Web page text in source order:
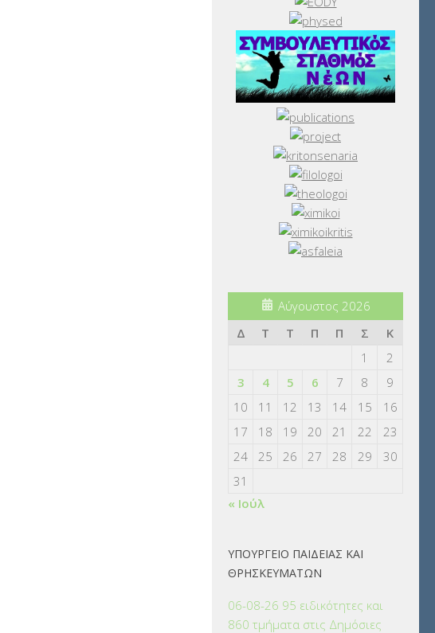
Αύγουστος 2026
Δ
Τ Τ Π Π Σ
Κ
1
2
3
4 5 6 7 8
9
10
11 12 13 14 15
16
17
18 19 20 21 22
23
24
25 26 27 28 29
30
31
« Ιούλ
ΥΠΟΥΡΓΕΙΟ ΠΑΙΔΕΙΑΣ ΚΑΙ
ΘΡΗΣΚΕΥΜΑΤΩΝ
06-08-26 95 ειδικότητες και
860 τμήματα στις Δημόσιες